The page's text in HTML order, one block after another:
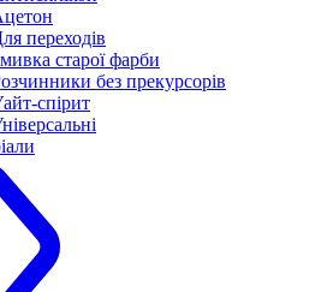
переходів
старої фарби
без прекурсорів
спірит